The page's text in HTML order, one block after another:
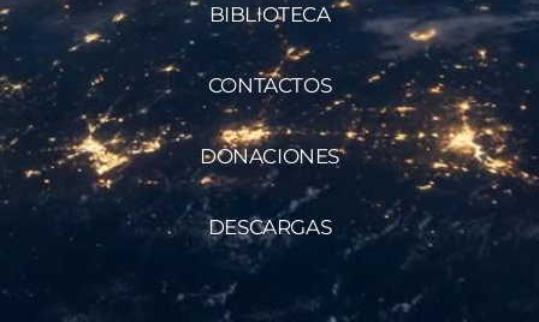
BIBLIOTECA
CONTACTOS
DONACIONES
DESCARGAS